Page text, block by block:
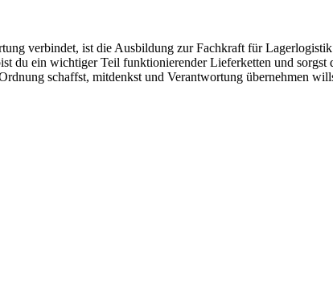
verbindet, ist die Ausbildung zur Fachkraft für
du ein wichtiger Teil funktionierender Lieferketten und sorgst
schaffst, mitdenkst und Verantwortung übernehmen